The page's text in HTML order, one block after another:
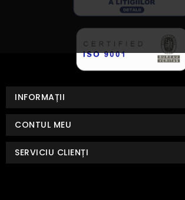
INFORMAȚII
CONTUL MEU
SERVICIU CLIENȚI